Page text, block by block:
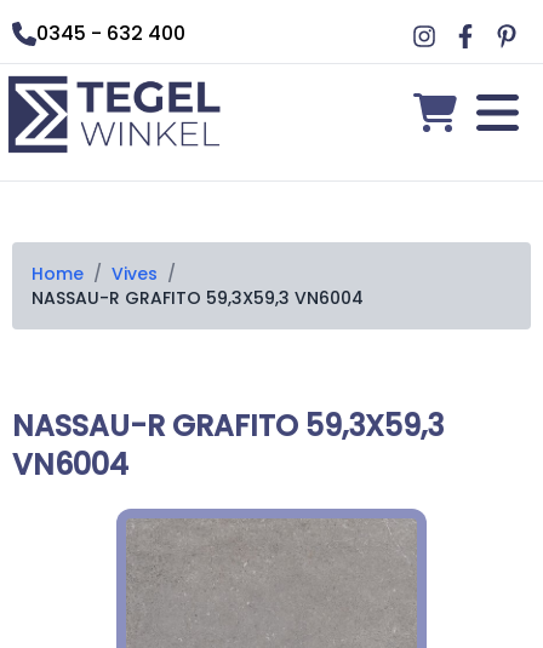
0345 - 632 400
Home / Vives /
NASSAU-R GRAFITO 59,3X59,3 VN6004
NASSAU-R GRAFITO 59,3X59,3
VN6004